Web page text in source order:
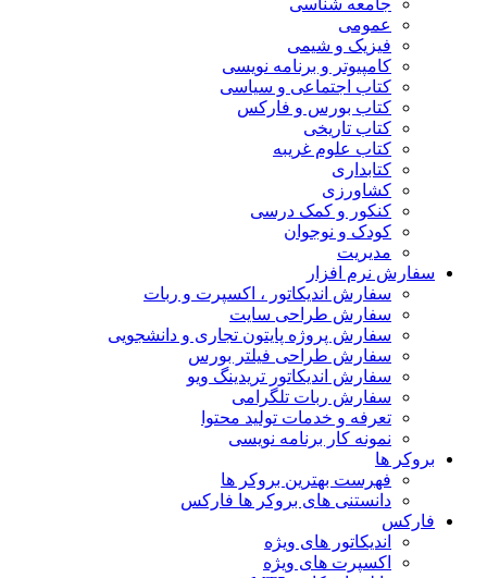
عمومی
فیزیک و شیمی
کامپیوتر و برنامه نویسی
کتاب اجتماعی و سیاسی
کتاب بورس و فارکس
کتاب تاریخی
کتاب علوم غریبه
کتابداری
کشاورزی
کنکور و کمک‌ درسی
کودک و نوجوان
مدیریت
سفارش نرم افزار
سفارش اندیکاتور ، اکسپرت و ربات
سفارش طراحی سایت
سفارش پروژه پایتون تجاری و دانشجویی
سفارش طراحی فیلتر بورس
سفارش اندیکاتور تریدینگ ویو
سفارش ربات تلگرامی
تعرفه و خدمات تولید محتوا
نمونه کار برنامه نویسی
بروکر ها
فهرست بهترین بروکر ها
دانستنی های بروکر ها فارکس
فارکس
اندیکاتور های ویژه
اکسپرت های ویژه